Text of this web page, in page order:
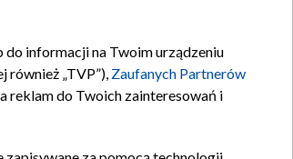
informacji na Twoim urządzeniu
również „TVP”), Zaufanych Partnerów
reklam do Twoich zainteresowań i